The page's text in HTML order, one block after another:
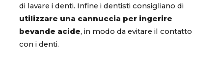
di lavare i denti. Infine i dentisti consigliano di
utilizzare una cannuccia per ingerire
bevande acide, in modo da evitare il contatto
con i denti.